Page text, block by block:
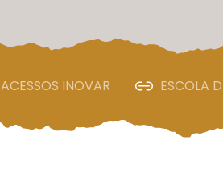
ACESSOS INOVAR ESCOLA